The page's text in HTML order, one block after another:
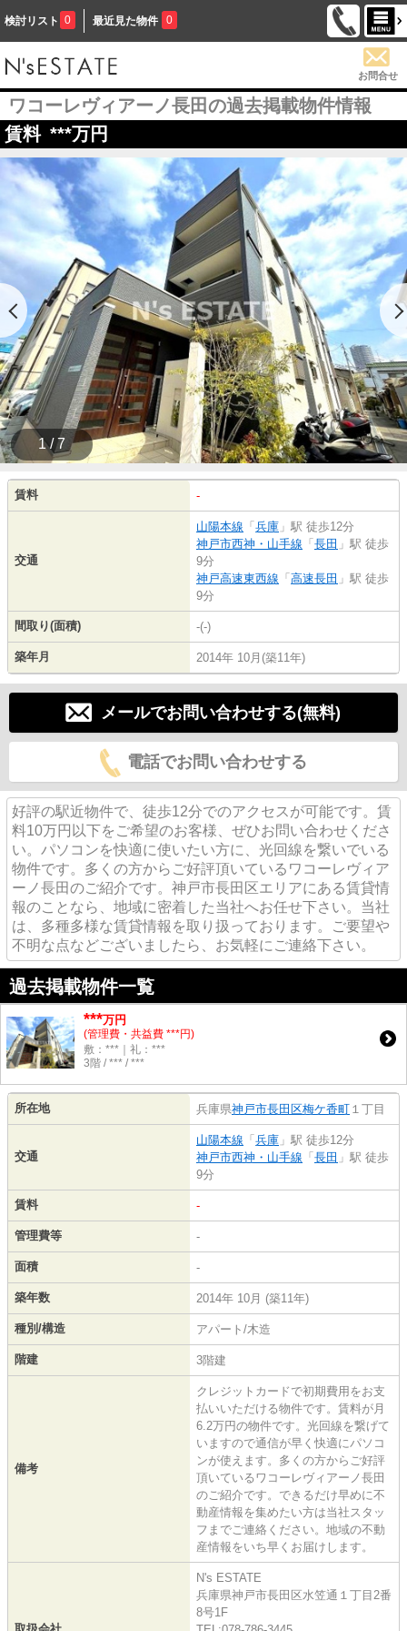
検討リスト 0 最近見た物件 0
お問合せ
ワコーレヴィアーノ長田の過去掲載物件情報
賃料 ***万円
1 / 7
賃料 -
交通
山陽本線 「 兵庫 」駅 徒歩12分
神戸市西神・山手線 「 長田 」駅 徒歩
9分
神戸高速東西線 「 高速長田 」駅 徒歩
9分
間取り(面積) -(-)
築年月 2014年 10月(築11年)
メールでお問い合わせする(無料)
電話でお問い合わせする
好評の駅近物件で、徒歩12分でのアクセスが可能です。賃
料10万円以下をご希望のお客様、ぜひお問い合わせくださ
い。パソコンを快適に使いたい方に、光回線を繋いでいる
物件です。多くの方からご好評頂いているワコーレヴィア
ーノ長田のご紹介です。神戸市長田区エリアにある賃貸情
報のことなら、地域に密着した当社へお任せ下さい。当社
は、多種多様な賃貸情報を取り扱っております。ご要望や
不明な点などございましたら、お気軽にご連絡下さい。
過去掲載物件一覧
***万円
(管理費・共益費 ***円)
敷：***｜礼：***
3階 / *** / ***
所在地 兵庫県神戸市長田区梅ケ香町 １丁目
交通
山陽本線 「 兵庫 」駅 徒歩12分
神戸市西神・山手線 「 長田 」駅 徒歩
9分
賃料 -
管理費等 -
面積 -
築年数 2014年 10月 (築11年)
種別/構造 アパート/木造
階建 3階建
備考
クレジットカードで初期費用をお支
払いいただける物件です。賃料が月
6.2万円の物件です。光回線を繋げて
いますので通信が早く快適にパソコ
ンが使えます。多くの方からご好評
頂いているワコーレヴィアーノ長田
のご紹介です。できるだけ早めに不
動産情報を集めたい方は当社スタッ
フまでご連絡ください。地域の不動
産情報をいち早くお届けします。
N's ESTATE
兵庫県神戸市長田区水笠通１丁目2番
8号1F